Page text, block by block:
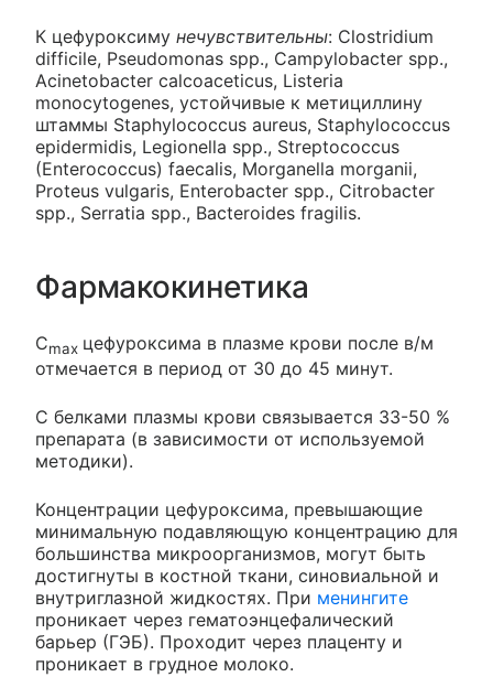
К цефуроксиму нечувствительны: Clostridium
difficile, Pseudomonas spp., Campylobacter spp.,
Acinetobacter calcoaceticus, Listeria
monocytogenes, устойчивые к метициллину
штаммы Staphylococcus aureus, Staphylococcus
epidermidis, Legionella spp., Streptococcus
(Enterococcus) faecalis, Morganella morganii,
Proteus vulgaris, Enterobacter spp., Citrobacter
spp., Serratia spp., Bacteroides fragilis.
Фармакокинетика
Cmax цефуроксима в плазме крови после в/м
отмечается в период от 30 до 45 минут.
С белками плазмы крови связывается 33-50 %
препарата (в зависимости от используемой
методики).
Концентрации цефуроксима, превышающие
минимальную подавляющую концентрацию для
большинства микроорганизмов, могут быть
достигнуты в костной ткани, синовиальной и
внутриглазной жидкостях. При менингите
проникает через гематоэнцефалический
барьер (ГЭБ). Проходит через плаценту и
проникает в грудное молоко.